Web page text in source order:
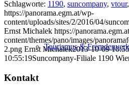
Tourismus &
Schlagworte: 1190, suncompany, vtour,
https://panorama.egm.at/wp-
content/uploads/sites/2/2016/04/
Ernst Michalek https://
content/themes/pano/images/
2.png Ernst Michalek2013-10-09
10:55:19Suncompany-Filiale 1190
Kontakt